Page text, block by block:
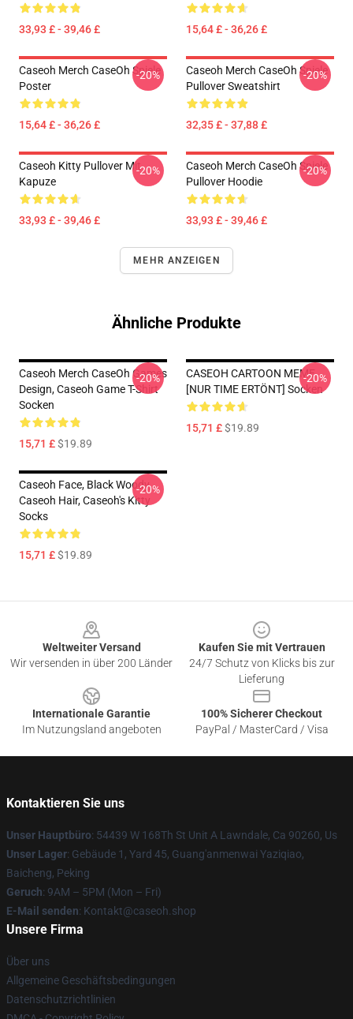
33,93 £ - 39,46 £ 15,64 £ - 36,26 £
Caseoh Merch CaseOh Spiele
Poster
15,64 £ - 36,26 £
-20%
Caseoh Merch CaseOh Spiele
Pullover Sweatshirt
32,35 £ - 37,88 £
-20%
Caseoh Kitty Pullover Mit
Kapuze
33,93 £ - 39,46 £
-20%
Caseoh Merch CaseOh Spiele
Pullover Hoodie
33,93 £ - 39,46 £
-20%
MEHR ANZEIGEN
Ähnliche Produkte
Caseoh Merch CaseOh Games
Design, Caseoh Game T-Shirt
Socken
15,71 £$19.89
-20%
CASEOH CARTOON MEME
[NUR TIME ERTÖNT] Socken
15,71 £$19.89
-20%
Caseoh Face, Black Woody,
Caseoh Hair, Caseoh's Kitty
Socks
15,71 £$19.89
-20%
Weltweiter Versand
Wir versenden in über 200 Länder
Kaufen Sie mit Vertrauen
24/7 Schutz von Klicks bis zur
Lieferung
Internationale Garantie
Im Nutzungsland angeboten
100% Sicherer Checkout
PayPal / MasterCard / Visa
Kontaktieren Sie uns
Unser Hauptbüro: 54439 W 168Th St Unit A Lawndale, Ca 90260, Us
Unser Lager: Gebäude 1, Yard 45, Guang'anmenwai Yaziqiao,
Baicheng, Peking
Geruch: 9AM – 5PM (Mon – Fri)
E-Mail senden: Kontakt@caseoh.shop
Unsere Firma
Über uns
Allgemeine Geschäftsbedingungen
Datenschutzrichtlinien